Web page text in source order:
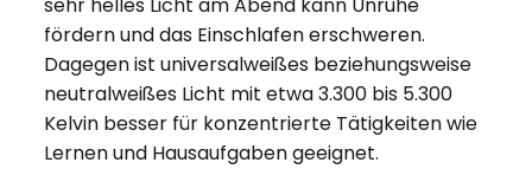
sehr helles Licht am Abend kann Unruhe
fördern und das Einschlafen erschweren.
Dagegen ist universalweißes beziehungsweise
neutralweißes Licht mit etwa 3.300 bis 5.300
Kelvin besser für konzentrierte Tätigkeiten wie
Lernen und Hausaufgaben geeignet.